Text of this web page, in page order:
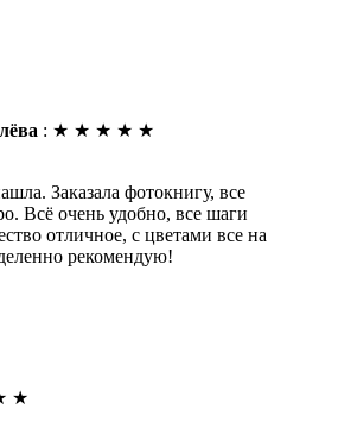
: ★ ★ ★ ★ ★
Заказала фотокнигу, все
Всё очень удобно, все шаги
отличное, с цветами все на
рекомендую!
★